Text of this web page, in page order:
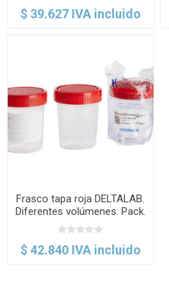
$ 39.627 IVA incluido
Frasco tapa roja DELTALAB.
Diferentes volúmenes. Pack.
$ 42.840 IVA incluido